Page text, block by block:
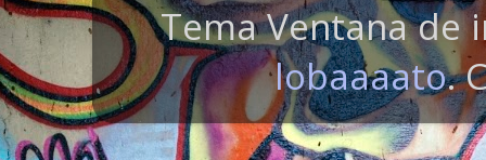
Tema Ventana de
lobaaaato.